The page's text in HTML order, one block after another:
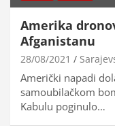
Amerika
Afganistanu
28/08/2021
Američki napadi
samoubilačkom
Kabulu poginulo…